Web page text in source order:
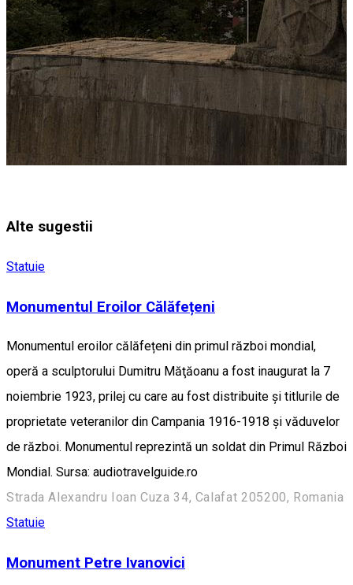
Alte sugestii
Statuie
Monumentul Eroilor Călăfețeni
Monumentul eroilor călăfețeni din primul război mondial,
operă a sculptorului Dumitru Măţăoanu a fost inaugurat la 7
noiembrie 1923, prilej cu care au fost distribuite şi titlurile de
proprietate veteranilor din Campania 1916-1918 şi văduvelor
de război. Monumentul reprezintă un soldat din Primul Război
Mondial. Sursa: audiotravelguide.ro
Strada Alexandru Ioan Cuza 34, Calafat 205200, Romania
Statuie
Monument Petre Ivanovici